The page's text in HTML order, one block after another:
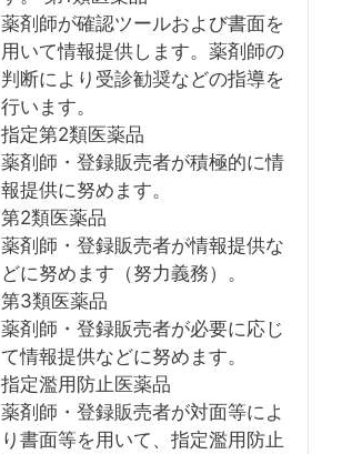
薬剤師が確認ツールおよび書面を
用いて情報提供します。薬剤師の
判断により受診勧奨などの指導を
行います。
指定第2類医薬品
薬剤師・登録販売者が積極的に情
報提供に努めます。
第2類医薬品
薬剤師・登録販売者が情報提供な
どに努めます（努力義務）。
第3類医薬品
薬剤師・登録販売者が必要に応じ
て情報提供などに努めます。
指定濫用防止医薬品
薬剤師・登録販売者が対面等によ
り書面等を用いて、指定濫用防止